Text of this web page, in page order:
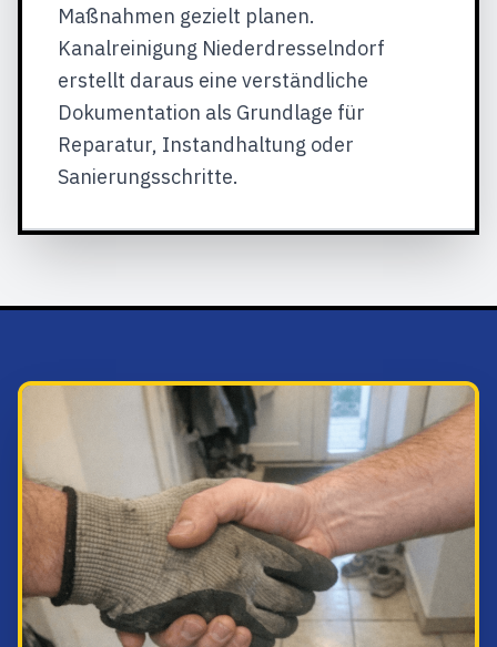
Maßnahmen gezielt planen.
Kanalreinigung Niederdresselndorf
erstellt daraus eine verständliche
Dokumentation als Grundlage für
Reparatur, Instandhaltung oder
Sanierungsschritte.